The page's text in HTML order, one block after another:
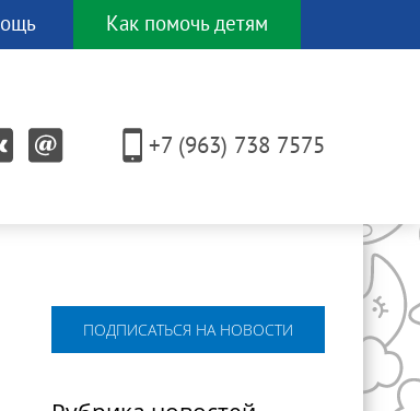
Как помочь детям
+7 (963) 738 7575
ПОДПИСАТЬСЯ НА НОВОСТИ